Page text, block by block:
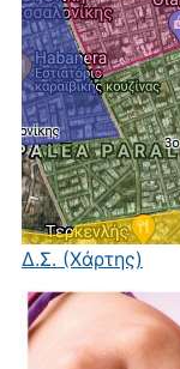
Δ.Σ. (Χάρτης)